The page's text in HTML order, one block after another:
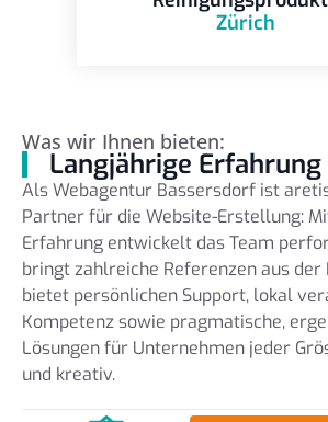
Zürich
Was wir Ihnen bieten:
Langjährige Erfahrung
Als Webagentur Bassersdorf ist
Partner für die Website-Erstellung:
Erfahrung entwickelt das Team
bringt zahlreiche Referenzen aus der
bietet persönlichen Support, lokal
Kompetenz sowie pragmatische,
Lösungen für Unternehmen jeder
und kreativ.